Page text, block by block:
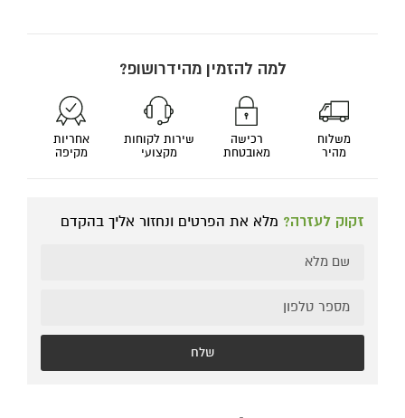
למה להזמין מהידרושופ?
משלוח
מהיר
רכישה
מאובטחת
שירות לקוחות
מקצועי
אחריות
מקיפה
זקוק לעזרה? מלא את הפרטים ונחזור אליך בהקדם
שלח